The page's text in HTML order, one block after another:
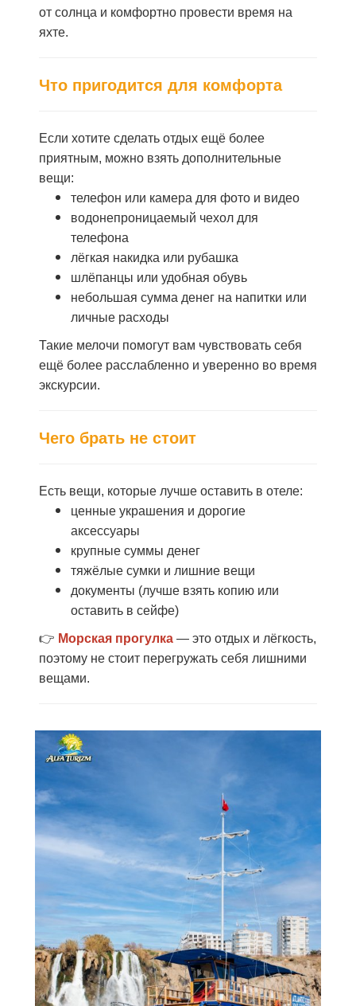
от солнца и комфортно провести время на
яхте.
Что пригодится для комфорта
Если хотите сделать отдых ещё более
приятным, можно взять дополнительные
вещи:
телефон или камера для фото и видео
водонепроницаемый чехол для
телефона
лёгкая накидка или рубашка
шлёпанцы или удобная обувь
небольшая сумма денег на напитки или
личные расходы
Такие мелочи помогут вам чувствовать себя
ещё более расслабленно и уверенно во время
экскурсии.
Чего брать не стоит
Есть вещи, которые лучше оставить в отеле:
ценные украшения и дорогие
аксессуары
крупные суммы денег
тяжёлые сумки и лишние вещи
документы (лучше взять копию или
оставить в сейфе)
👉 Морская прогулка — это отдых и лёгкость,
поэтому не стоит перегружать себя лишними
вещами.